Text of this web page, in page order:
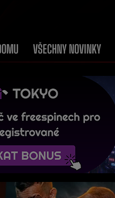
VŠECHNY NOVINKY